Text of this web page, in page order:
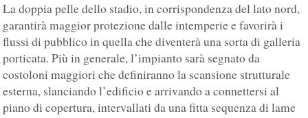
La doppia pelle dello stadio, in corrispondenza del lato nord,
garantirà maggior protezione dalle intemperie e favorirà i
flussi di pubblico in quella che diventerà una sorta di galleria
porticata. Più in generale, l’impianto sarà segnato da
costoloni maggiori che definiranno la scansione strutturale
esterna, slanciando l’edificio e arrivando a connettersi al
piano di copertura, intervallati da una fitta sequenza di lame